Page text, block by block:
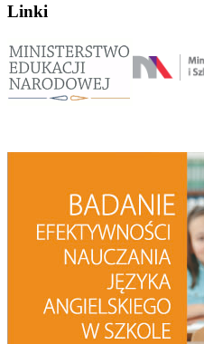
Linki